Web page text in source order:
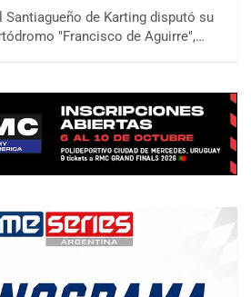
Santiagueño de Karting disputó su
"Francisco de Aguirre",…